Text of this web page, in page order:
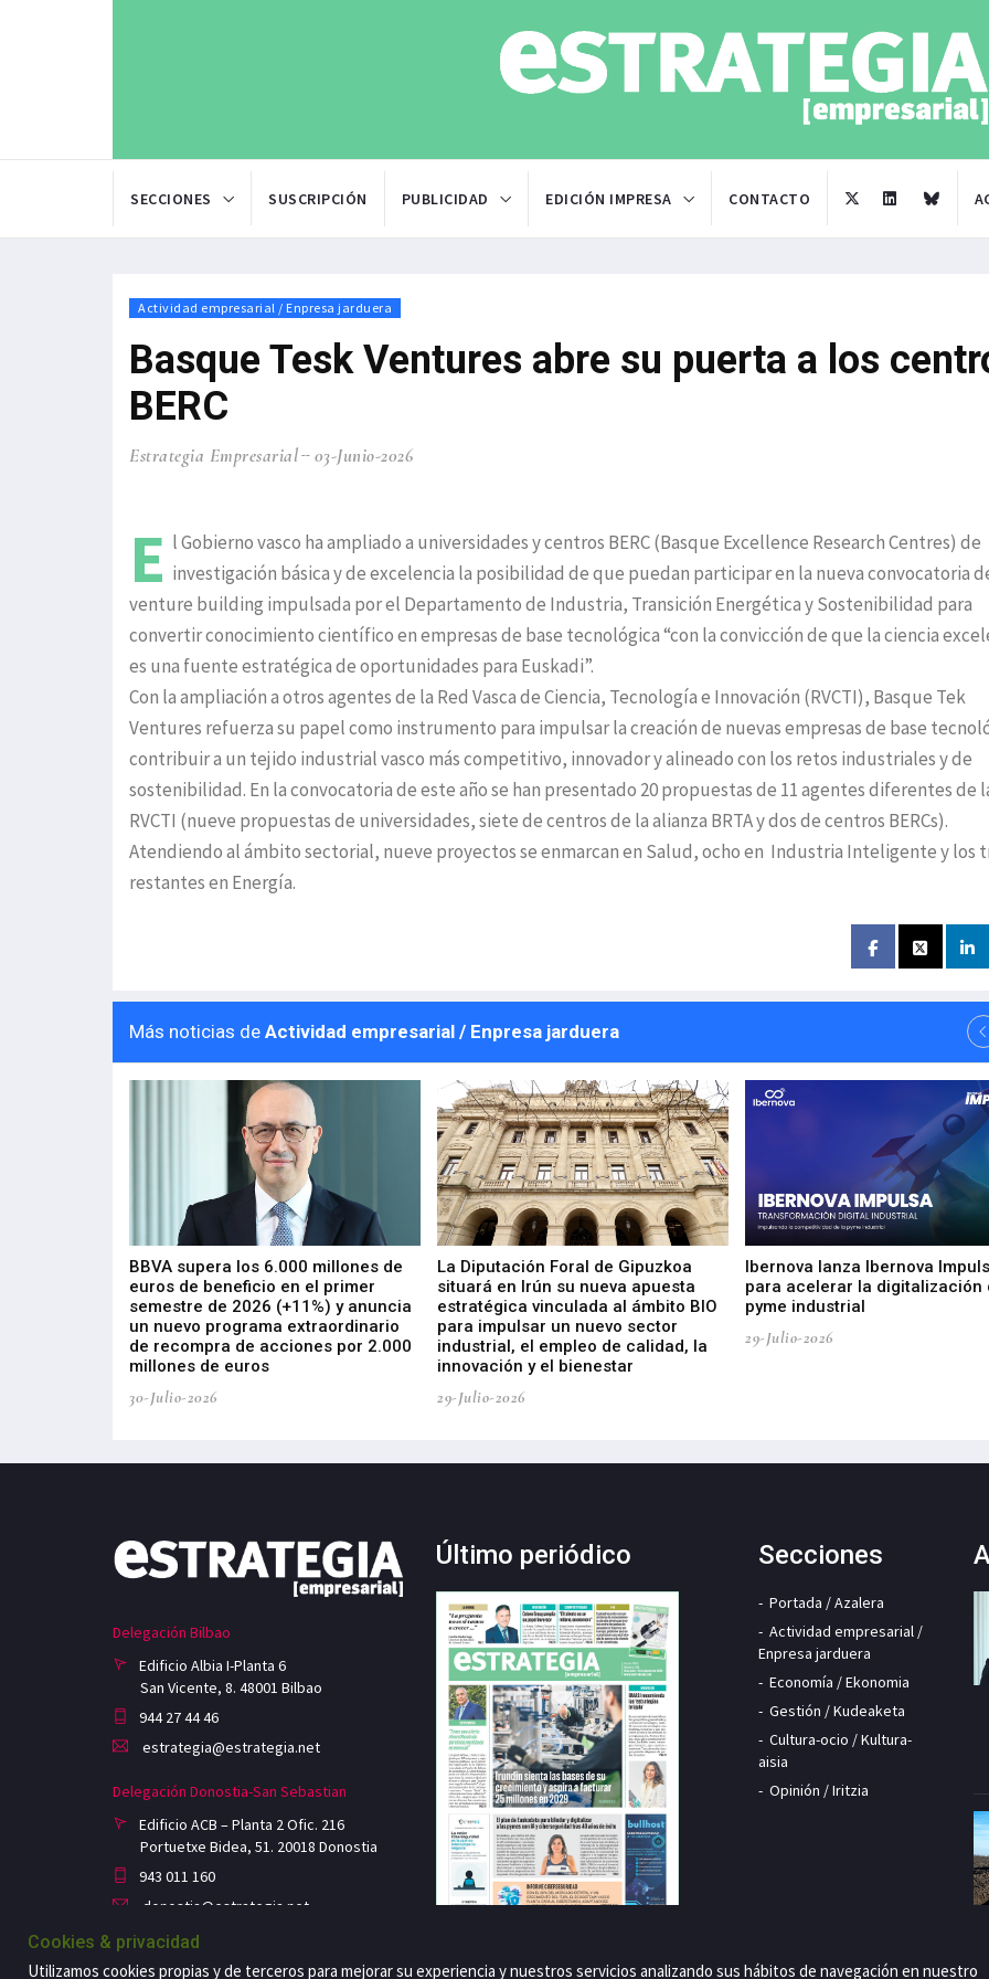
SECCIONES SUSCRIPCIÓN PUBLICIDAD EDICIÓN IMPRESA CONTACTO
Actividad empresarial / Enpresa jarduera
Basque Tesk Ventures abre su puerta a los
BERC
Estrategia Empresarial 03-Junio-2026
E l Gobierno vasco ha ampliado a universidades y centros BERC (Basque Excellence Research Centres) de
investigación básica y de excelencia la posibilidad de que puedan participar en la nueva convocatoria
venture building impulsada por el Departamento de Industria, Transición Energética y Sostenibilidad para
convertir conocimiento científico en empresas de base tecnológica “con la convicción de que la ciencia
es una fuente estratégica de oportunidades para Euskadi”.
Con la ampliación a otros agentes de la Red Vasca de Ciencia, Tecnología e Innovación (RVCTI), Basque Tek
Ventures refuerza su papel como instrumento para impulsar la creación de nuevas empresas de base
contribuir a un tejido industrial vasco más competitivo, innovador y alineado con los retos industriales y de
sostenibilidad. En la convocatoria de este año se han presentado 20 propuestas de 11 agentes diferentes de
RVCTI (nueve propuestas de universidades, siete de centros de la alianza BRTA y dos de centros BERCs).
Atendiendo al ámbito sectorial, nueve proyectos se enmarcan en Salud, ocho en Industria Inteligente y los
restantes en Energía.
Más noticias de Actividad empresarial / Enpresa jarduera
BBVA supera los 6.000 millones de
euros de beneficio en el primer
semestre de 2026 (+11%) y anuncia
un nuevo programa extraordinario
de recompra de acciones por 2.000
millones de euros
30-Julio-2026
La Diputación Foral de Gipuzkoa
situará en Irún su nueva apuesta
estratégica vinculada al ámbito BIO
para impulsar un nuevo sector
industrial, el empleo de calidad, la
innovación y el bienestar
29-Julio-2026
Ibernova lanza Ibernova
para acelerar la digitalización
pyme industrial
29-Julio-2026
Delegación Bilbao
Edificio Albia I-Planta 6
San Vicente, 8. 48001 Bilbao
944 27 44 46
estrategia@estrategia.net
Delegación Donostia-San Sebastian
Edificio ACB – Planta 2 Ofic. 216
Portuetxe Bidea, 51. 20018 Donostia
943 011 160
donostia@estrategia.net
Último periódico Secciones
Portada / Azalera
Actividad empresarial /
Enpresa jarduera
Economía / Ekonomia
Gestión / Kudeaketa
Cultura-ocio / Kultura-
aisia
Opinión / Iritzia
Cookies & privacidad
Utilizamos cookies propias y de terceros para mejorar su experiencia y nuestros servicios analizando sus hábitos de navegación en nuestro